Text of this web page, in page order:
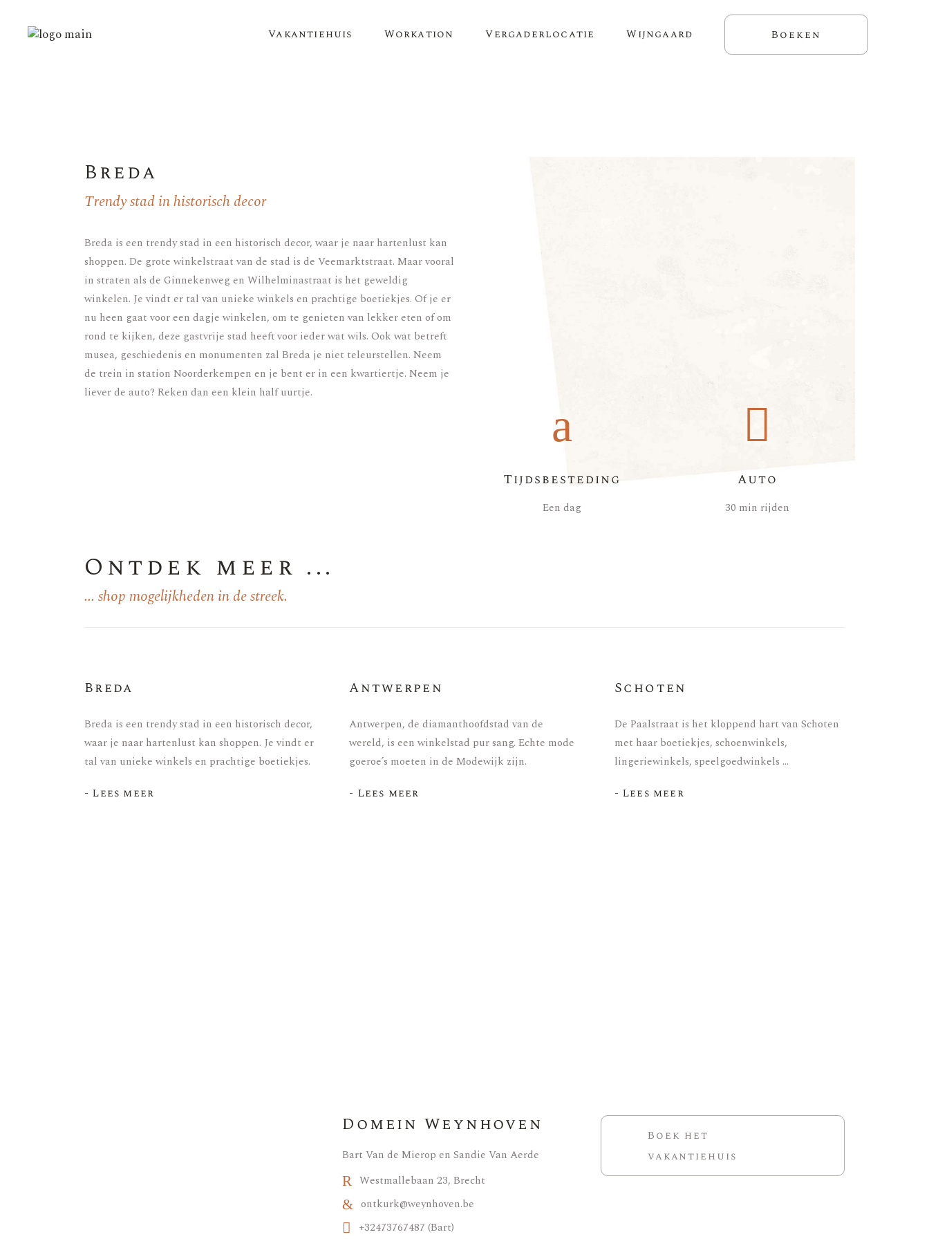
Vakantiehuis Workation Vergaderlocatie Wijngaard Boeken
Breda
Trendy stad in historisch decor
Breda is een trendy stad in een historisch decor, waar je naar hartenlust kan
shoppen. De grote winkelstraat van de stad is de Veemarktstraat. Maar vooral
in straten als de Ginnekenweg en Wilhelminastraat is het geweldig
winkelen. Je vindt er tal van unieke winkels en prachtige boetiekjes. Of je er
nu heen gaat voor een dagje winkelen, om te genieten van lekker eten of om
rond te kijken, deze gastvrije stad heeft voor ieder wat wils. Ook wat betreft
musea, geschiedenis en monumenten zal Breda je niet teleurstellen. Neem
de trein in station Noorderkempen en je bent er in een kwartiertje. Neem je
liever de auto? Reken dan een klein half uurtje.
Tijdsbesteding
Een dag
Auto
30 min rijden
Ontdek meer ...
... shop mogelijkheden in de streek.
Breda
Breda is een trendy stad in een historisch decor,
waar je naar hartenlust kan shoppen. Je vindt er
tal van unieke winkels en prachtige boetiekjes.
- Lees meer
Antwerpen
Antwerpen, de diamanthoofdstad van de
wereld, is een winkelstad pur sang. Echte mode
goeroe’s moeten in de Modewijk zijn.
- Lees meer
Schoten
De Paalstraat is het kloppend hart van Schoten
met haar boetiekjes, schoenwinkels,
lingeriewinkels, speelgoedwinkels …
- Lees meer
Domein Weynhoven
Bart Van de Mierop en Sandie Van Aerde
Westmallebaan 23, Brecht
ontkurk@weynhoven.be
+32473767487 (Bart)
Boek het
vakantiehuis